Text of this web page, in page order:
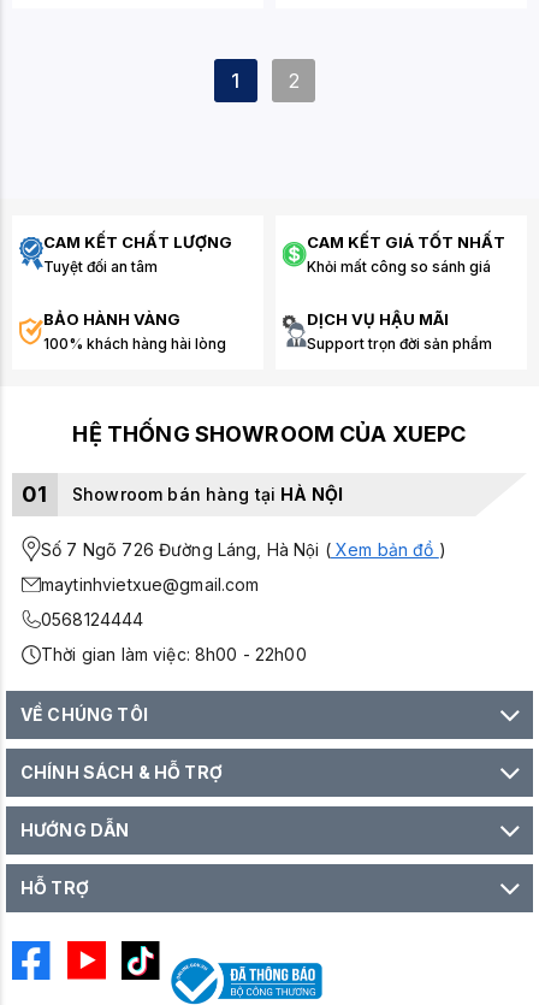
1 2
CAM KẾT CHẤT LƯỢNG
Tuyệt đối an tâm
CAM KẾT GIÁ TỐT NHẤT
Khỏi mất công so sánh giá
BẢO HÀNH VÀNG
100% khách hàng hài lòng
DỊCH VỤ HẬU MÃI
Support trọn đời sản phẩm
HỆ THỐNG SHOWROOM CỦA XUEPC
01 Showroom bán hàng tại HÀ NỘI
Số 7 Ngõ 726 Đường Láng, Hà Nội (Xem bản đồ )
maytinhvietxue@gmail.com
0568124444
Thời gian làm việc: 8h00 - 22h00
VỀ CHÚNG TÔI
CHÍNH SÁCH & HỖ TRỢ
HƯỚNG DẪN
HỖ TRỢ